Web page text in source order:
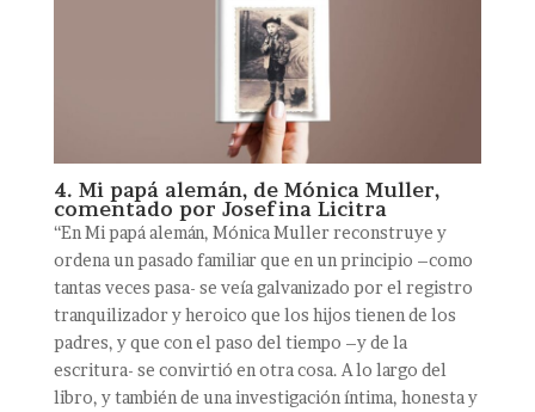
4. Mi papá alemán, de Mónica Muller,
comentado por Josefina Licitra
“En Mi papá alemán, Mónica Muller reconstruye y
ordena un pasado familiar que en un principio –como
tantas veces pasa- se veía galvanizado por el registro
tranquilizador y heroico que los hijos tienen de los
padres, y que con el paso del tiempo –y de la
escritura- se convirtió en otra cosa. A lo largo del
libro, y también de una investigación íntima, honesta y